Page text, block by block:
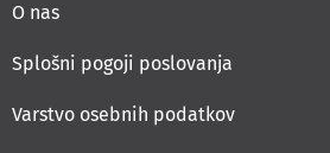
O nas
Splošni pogoji poslovanja
Varstvo osebnih podatkov